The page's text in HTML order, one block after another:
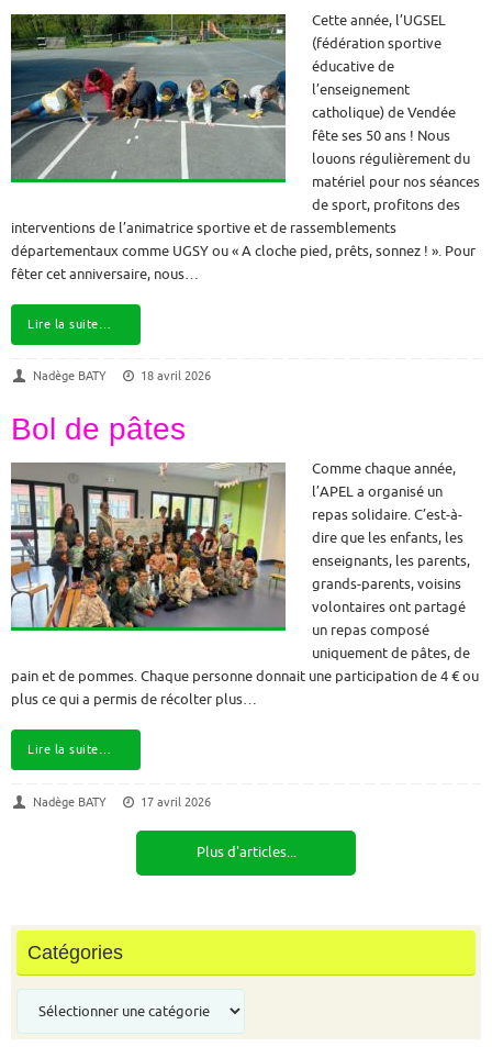
Cette année, l’UGSEL
(fédération sportive
éducative de
l’enseignement
catholique) de Vendée
fête ses 50 ans ! Nous
louons régulièrement du
matériel pour nos séances
de sport, profitons des
interventions de l’animatrice sportive et de rassemblements
départementaux comme UGSY ou « A cloche pied, prêts, sonnez ! ». Pour
fêter cet anniversaire, nous…
Lire la suite…
Nadège BATY 18 avril 2026
Bol de pâtes
Comme chaque année,
l’APEL a organisé un
repas solidaire. C’est-à-
dire que les enfants, les
enseignants, les parents,
grands-parents, voisins
volontaires ont partagé
un repas composé
uniquement de pâtes, de
pain et de pommes. Chaque personne donnait une participation de 4 € ou
plus ce qui a permis de récolter plus…
Lire la suite…
Nadège BATY 17 avril 2026
Plus d'articles...
Catégories